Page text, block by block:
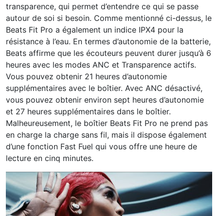
transparence, qui permet d’entendre ce qui se passe
autour de soi si besoin. Comme mentionné ci-dessus, le
Beats Fit Pro a également un indice IPX4 pour la
résistance à l’eau. En termes d’autonomie de la batterie,
Beats affirme que les écouteurs peuvent durer jusqu’à 6
heures avec les modes ANC et Transparence actifs.
Vous pouvez obtenir 21 heures d’autonomie
supplémentaires avec le boîtier. Avec ANC désactivé,
vous pouvez obtenir environ sept heures d’autonomie
et 27 heures supplémentaires dans le boîtier.
Malheureusement, le boîtier Beats Fit Pro ne prend pas
en charge la charge sans fil, mais il dispose également
d’une fonction Fast Fuel qui vous offre une heure de
lecture en cinq minutes.